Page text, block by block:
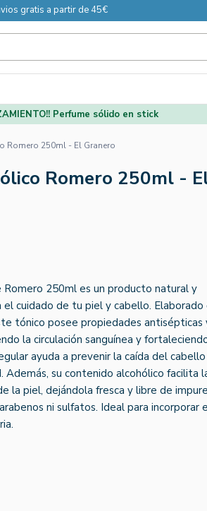
gratis a partir de 45€
Perfume sólido en stick
Romero 250ml - El Granero
Romero 250ml -
Romero 250ml es un producto natural y
cuidado de tu piel y cabello. Elaborado
tónico posee propiedades antisépticas
la circulación sanguínea y
ayuda a prevenir la caída del
Además, su contenido alcohólico facilita
la piel, dejándola fresca y libre de
ni sulfatos. Ideal para incorporar